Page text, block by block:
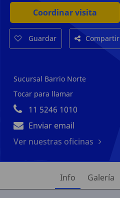
Coordinar visita
Guardar Compartir
Sucursal Barrio Norte
Tocar para llamar
11 5246 1010
Enviar email
Ver nuestras oficinas
Info Galería